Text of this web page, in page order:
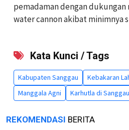
pemadaman dengan
water cannon akibat minimnya
Kata Kunci / Tags
Kabupaten Sanggau Kebakaran
Manggala Agni
Karhutla di Sanggau
REKOMENDASI BERITA